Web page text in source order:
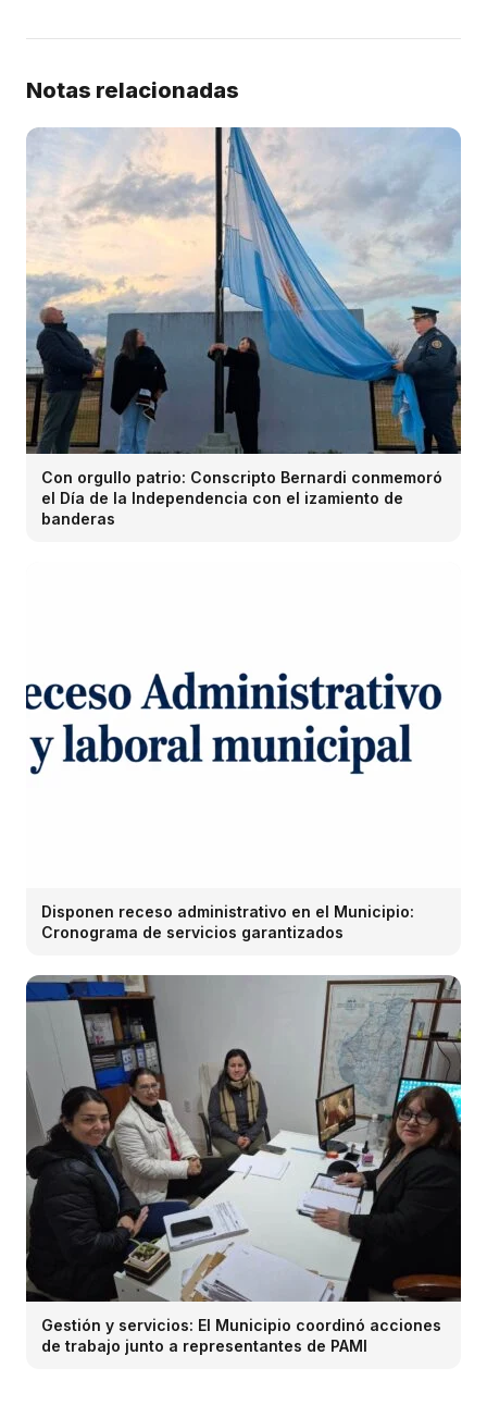
Notas relacionadas
Con orgullo patrio: Conscripto Bernardi conmemoró
el Día de la Independencia con el izamiento de
banderas
Disponen receso administrativo en el Municipio:
Cronograma de servicios garantizados
Gestión y servicios: El Municipio coordinó acciones
de trabajo junto a representantes de PAMI